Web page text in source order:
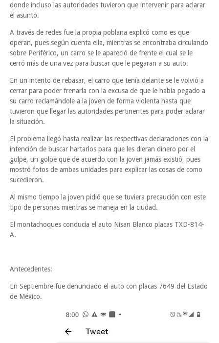
donde incluso las autoridades tuvieron que intervenir para aclarar
el asunto.
A través de redes fue la propia poblana explicó como es que
operan, pues según cuenta ella, mientras se encontraba circulando
sobre Periférico, un carro se le apareció de frente el cual se le
cerró más de una vez para buscar que le pegaran a su auto.
En un intento de rebasar, el carro que tenía delante se le volvió a
cerrar para poder frenarla con la excusa de que le había pegado a
su carro reclamándole a la joven de forma violenta hasta que
tuvieron que llegar las autoridades pertinentes para poder aclarar
la situación.
El problema llegó hasta realizar las respectivas declaraciones con la
intención de buscar hartarlos para que les dieran dinero por el
golpe, un golpe que de acuerdo con la joven jamás existió, pues
mostró fotos de ambas unidades para explicar las cosas de como
sucedieron.
Al mismo tiempo la joven pidió que se tuviera precaución con este
tipo de personas mientras se maneja en la ciudad.
El montachoques conducía el auto Nisan Blanco placas TXD-814-
A.
Antecedentes:
En Septiembre fue denunciado el auto con placas 7649 del Estado
de México.